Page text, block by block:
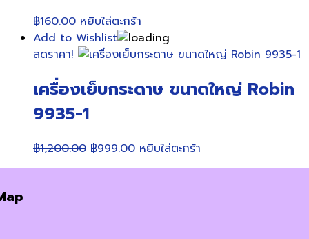
฿160.00 หยิบใส่ตะกร้า
Add to Wishlist
ลดราคา!
เครื่องเย็บกระดาษ ขนาดใหญ่ Robin
9935-1
฿1,200.00 Original
price
฿999.00Current
price
หยิบใส่ตะกร้า